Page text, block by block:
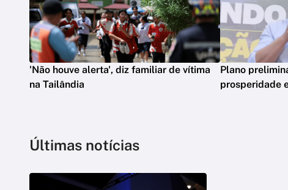
'Não houve alerta', diz familiar de vítima
na Tailândia
Plano
prosperidade
Últimas notícias